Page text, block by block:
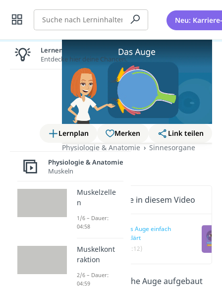
Suche Neu:
Lernplan Merken
Link teilen
Physiologie & Anatomie
Sinnesorgane
Das Auge
Wichtige Inhalte in diesem Video
Das Auge einfach
erklärt
(00:12)
Wie das menschliche Auge aufgebaut
Lernen lohnt sich!
Entdecke hier deine Chancen.
Physiologie & Anatomie
Muskeln
Muskelzelle
n
1/6 – Dauer:
04:58
Muskelkont
raktion
2/6 – Dauer:
04:59